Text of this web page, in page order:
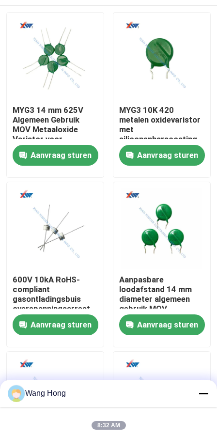
Huis
VR-show
Ongeveer ons
Fabrieksreis
Kwaliteitscontrole
Verzoek om een Citaat
Hoogspannings Ceramische Condensator
De Condensatoren van de hoogspanningsdeurknop
MYG3 14 mm 625V
Algemeen Gebruik
MOV Metaaloxide
Varistor voor
Circuitbescherming
Aanvraag sturen
MYG3 10K 420
metalen oxidevaristor
met
siliconenharscoating
en tweerichtings
symmetrische V/I-
kenmerken voor
Aanvraag sturen
600V 10kA RoHS-
compliant
gasontladingsbuis
overspanningsarrest
voor
circuitbescherming
Aanvraag sturen
Aanpasbare
loodafstand 14 mm
diameter algemeen
gebruik MOV
metaaloxidevaristor
zinkoxide-
overspanningsbeveiliging
Aanvraag sturen
Wang Hong
8:32 AM